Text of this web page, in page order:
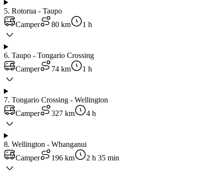
5. Rotorua - Taupo
Camper
80 km 1 h
6. Taupo - Tongario Crossing
Camper
74 km 1 h
7. Tongario Crossing - Wellington
Camper
327 km 4 h
8. Wellington - Whanganui
Camper
196 km 2 h 35 min